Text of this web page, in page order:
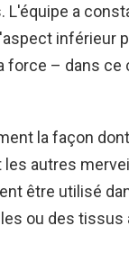
a
inférieur
– dans ce
la façon
autres
être utilisé
ou des tissus